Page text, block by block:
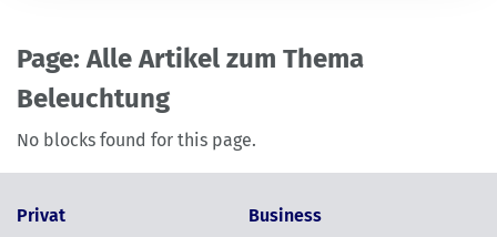
Page:Alle Artikel zum Thema
Beleuchtung
No blocks found for this page.
Privat Business